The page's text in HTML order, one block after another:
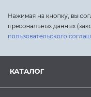
Нажимая на кнопку, вы
пресональных данных
пользовательского
КАТАЛОГ